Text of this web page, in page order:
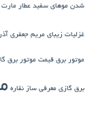
شدن موهای سفید عطار مارت
غزلیات زیبای مریم جعفری
موتور برق قیمت موتور برق
برق گازی معرفی ساز نقاره